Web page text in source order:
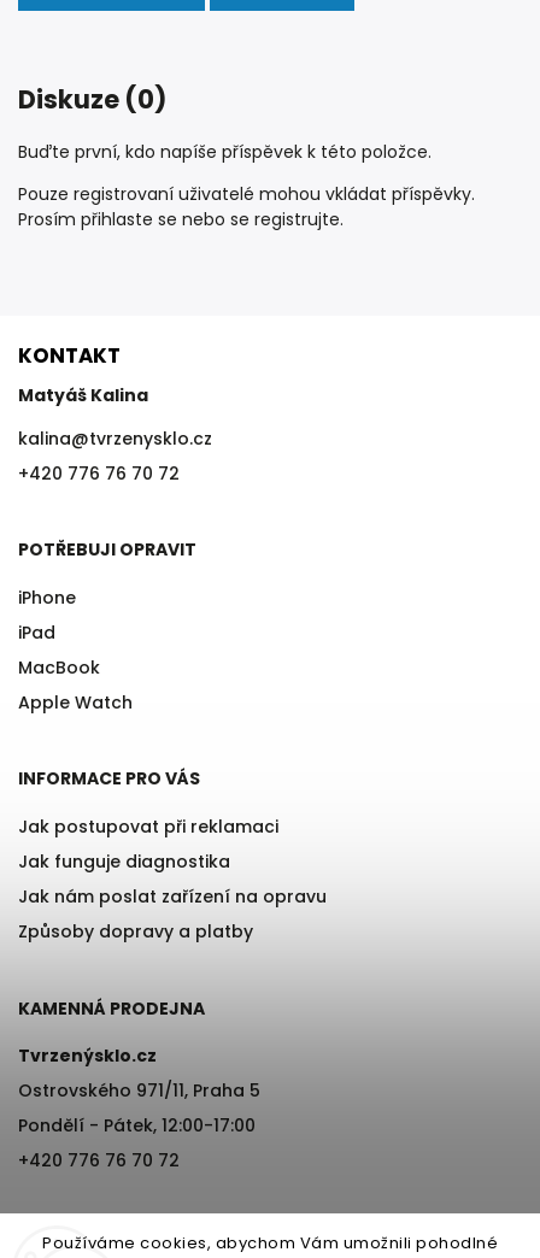
Používáme cookies, abychom Vám umožnili pohodlné
Diskuze (0)
Buďte první, kdo napíše příspěvek k této položce.
Pouze registrovaní uživatelé mohou vkládat příspěvky.
Prosím přihlaste se nebo se registrujte.
KONTAKT
Matyáš Kalina
kalina@tvrzenysklo.cz
+420 776 76 70 72
POTŘEBUJI OPRAVIT
iPhone
iPad
MacBook
Apple Watch
INFORMACE PRO VÁS
Jak postupovat při reklamaci
Jak funguje diagnostika
Jak nám poslat zařízení na opravu
Způsoby dopravy a platby
KAMENNÁ PRODEJNA
Tvrzenýsklo.cz
Ostrovského 971/11, Praha 5
Pondělí - Pátek, 12:00-17:00
+420 776 76 70 72